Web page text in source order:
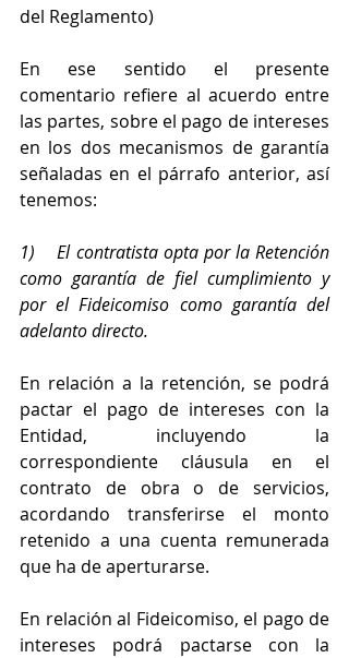
del Reglamento)
En ese sentido el presente
comentario refiere al acuerdo entre
las partes, sobre el pago de intereses
en los dos mecanismos de garantía
señaladas en el párrafo anterior, así
tenemos:
1)    El contratista opta por la Retención
como garantía de fiel cumplimiento y
por el Fideicomiso como garantía del
adelanto directo.
En relación a la retención, se podrá
pactar el pago de intereses con la
Entidad, incluyendo la
correspondiente cláusula en el
contrato de obra o de servicios,
acordando transferirse el monto
retenido a una cuenta remunerada
que ha de aperturarse.
En relación al Fideicomiso, el pago de
intereses podrá pactarse con la